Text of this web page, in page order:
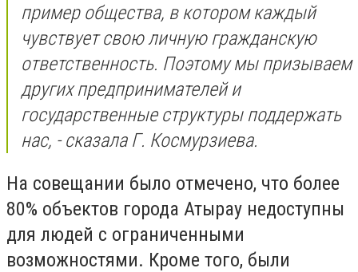
пример общества, в котором каждый
чувствует свою личную гражданскую
ответственность. Поэтому мы призываем
других предпринимателей и
государственные структуры поддержать
нас, - сказала Г. Космурзиева.
На совещании было отмечено, что более
80% объектов города Атырау недоступны
для людей с ограниченными
возможностями. Кроме того, были